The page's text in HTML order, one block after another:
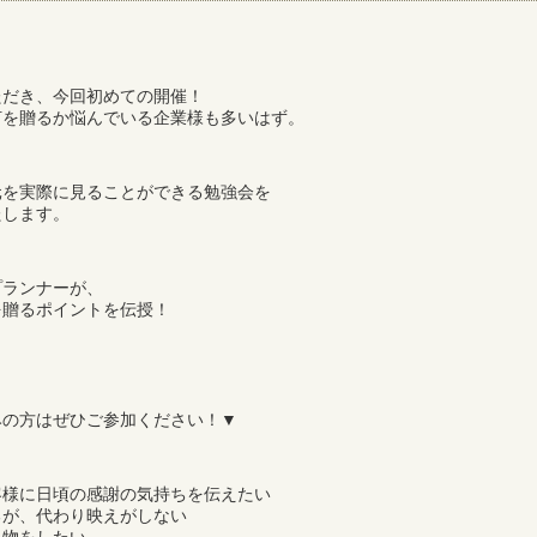
き、今回初めての開催！
贈るか悩んでいる企業様も多いはず。
実際に見ることができる勉強会を
ます。
ンナーが、
るポイントを伝授！
方はぜひご参加ください！▼
に日頃の感謝の気持ちを伝えたい
、代わり映えがしない